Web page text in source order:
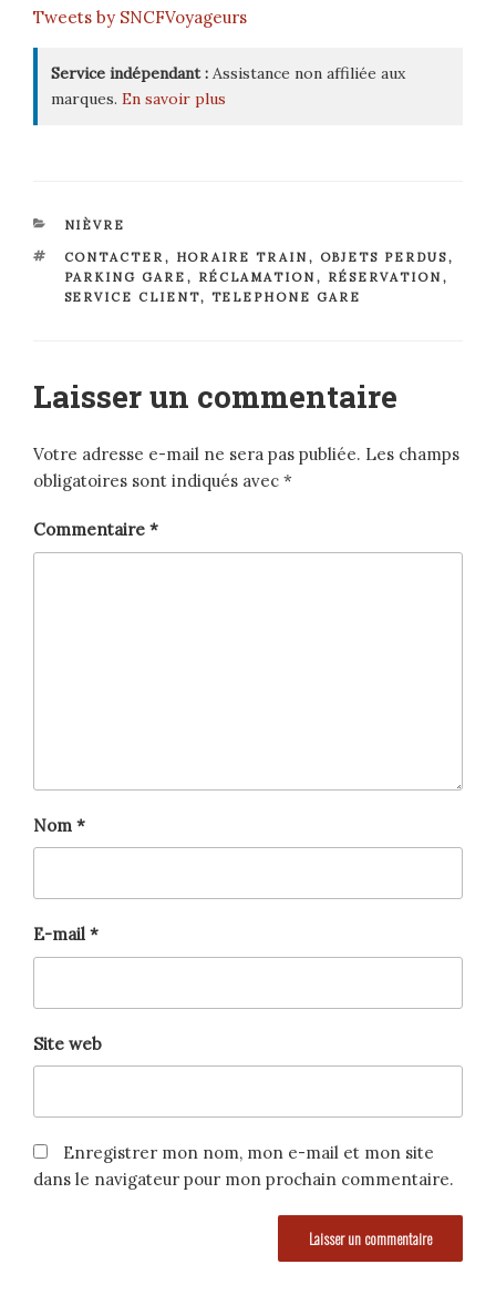
Tweets by SNCFVoyageurs
Service indépendant : Assistance non affiliée aux
marques. En savoir plus
CATÉGORIES
NIÈVRE
ÉTIQUETTES
CONTACTER, HORAIRE TRAIN , OBJETS PERDUS,
PARKING GARE , RÉCLAMATION , RÉSERVATION ,
SERVICE CLIENT, TELEPHONE GARE
Laisser un commentaire
Votre adresse e-mail ne sera pas publiée. Les champs
obligatoires sont indiqués avec *
Commentaire *
Nom *
E-mail *
Site web
Enregistrer mon nom, mon e-mail et mon site
dans le navigateur pour mon prochain commentaire.